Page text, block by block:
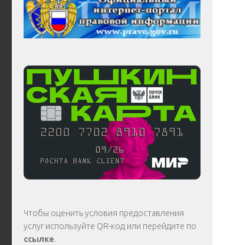
Чтобы оценить условия предоставления
услуг используйте QR-код или перейдите по
ссылке.